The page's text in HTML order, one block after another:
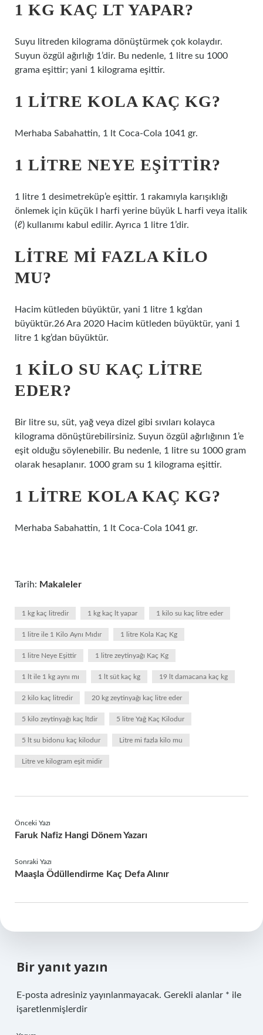
1 KG KAÇ LT YAPAR?
Suyu litreden kilograma dönüştürmek çok kolaydır.
Suyun özgül ağırlığı 1’dir. Bu nedenle, 1 litre su 1000
grama eşittir; yani 1 kilograma eşittir.
1 LITRE KOLA KAÇ KG?
Merhaba Sabahattin, 1 lt Coca-Cola 1041 gr.
1 LITRE NEYE EŞITTIR?
1 litre 1 desimetreküp’e eşittir. 1 rakamıyla karışıklığı
önlemek için küçük l harfi yerine büyük L harfi veya italik
(ℓ) kullanımı kabul edilir. Ayrıca 1 litre 1’dir.
LITRE MI FAZLA KILO
MU?
Hacim kütleden büyüktür, yani 1 litre 1 kg’dan
büyüktür.26 Ara 2020 Hacim kütleden büyüktür, yani 1
litre 1 kg’dan büyüktür.
1 KILO SU KAÇ LITRE
EDER?
Bir litre su, süt, yağ veya dizel gibi sıvıları kolayca
kilograma dönüştürebilirsiniz. Suyun özgül ağırlığının 1’e
eşit olduğu söylenebilir. Bu nedenle, 1 litre su 1000 gram
olarak hesaplanır. 1000 gram su 1 kilograma eşittir.
1 LITRE KOLA KAÇ KG?
Merhaba Sabahattin, 1 lt Coca-Cola 1041 gr.
Tarih: Makaleler
1 kg kaç litredir 1 kg kaç lt yapar 1 kilo su kaç litre eder
1 litre ile 1 Kilo Aynı Mıdır 1 litre Kola Kaç Kg
1 litre Neye Eşittir 1 litre zeytinyağı Kaç Kg
1 lt ile 1 kg aynı mı 1 lt süt kaç kg 19 lt damacana kaç kg
2 kilo kaç litredir 20 kg zeytinyağı kaç litre eder
5 kilo zeytinyağı kaç ltdir 5 litre Yağ Kaç Kilodur
5 lt su bidonu kaç kilodur Litre mi fazla kilo mu
Litre ve kilogram eşit midir
Önceki Yazı
Faruk Nafiz Hangi Dönem Yazarı
Sonraki Yazı
Maaşla Ödüllendirme Kaç Defa Alınır
Bir yanıt yazın
E-posta adresiniz yayınlanmayacak. Gerekli alanlar * ile
işaretlenmişlerdir